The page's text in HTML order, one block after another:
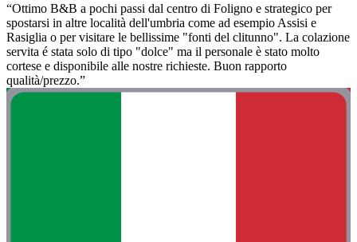
“Ottimo B&B a pochi passi dal centro di Foligno e strategico per
spostarsi in altre località dell'umbria come ad esempio Assisi e
Rasiglia o per visitare le bellissime "fonti del clitunno". La colazione
servita é stata solo di tipo "dolce" ma il personale è stato molto
cortese e disponibile alle nostre richieste. Buon rapporto
qualità/prezzo.”